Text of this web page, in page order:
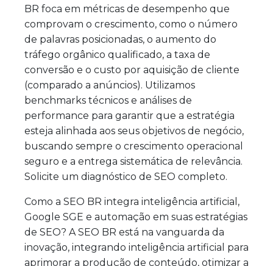
BR foca em métricas de desempenho que
comprovam o crescimento, como o número
de palavras posicionadas, o aumento do
tráfego orgânico qualificado, a taxa de
conversão e o custo por aquisição de cliente
(comparado a anúncios). Utilizamos
benchmarks técnicos e análises de
performance para garantir que a estratégia
esteja alinhada aos seus objetivos de negócio,
buscando sempre o crescimento operacional
seguro e a entrega sistemática de relevância.
Solicite um diagnóstico de SEO completo.
Como a SEO BR integra inteligência artificial,
Google SGE e automação em suas estratégias
de SEO? A SEO BR está na vanguarda da
inovação, integrando inteligência artificial para
aprimorar a produção de conteúdo, otimizar a